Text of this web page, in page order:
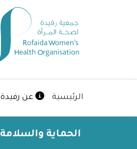
الرئيسية عن رفيدة
الحماية والسلامة